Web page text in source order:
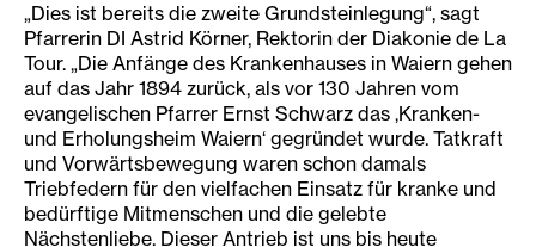
„Dies ist bereits die zweite Grundsteinlegung“, sagt
Pfarrerin DI Astrid Körner, Rektorin der Diakonie de La
Tour. „Die Anfänge des Krankenhauses in Waiern gehen
auf das Jahr 1894 zurück, als vor 130 Jahren vom
evangelischen Pfarrer Ernst Schwarz das ‚Kranken-
und Erholungsheim Waiern‘ gegründet wurde. Tatkraft
und Vorwärtsbewegung waren schon damals
Triebfedern für den vielfachen Einsatz für kranke und
bedürftige Mitmenschen und die gelebte
Nächstenliebe. Dieser Antrieb ist uns bis heute